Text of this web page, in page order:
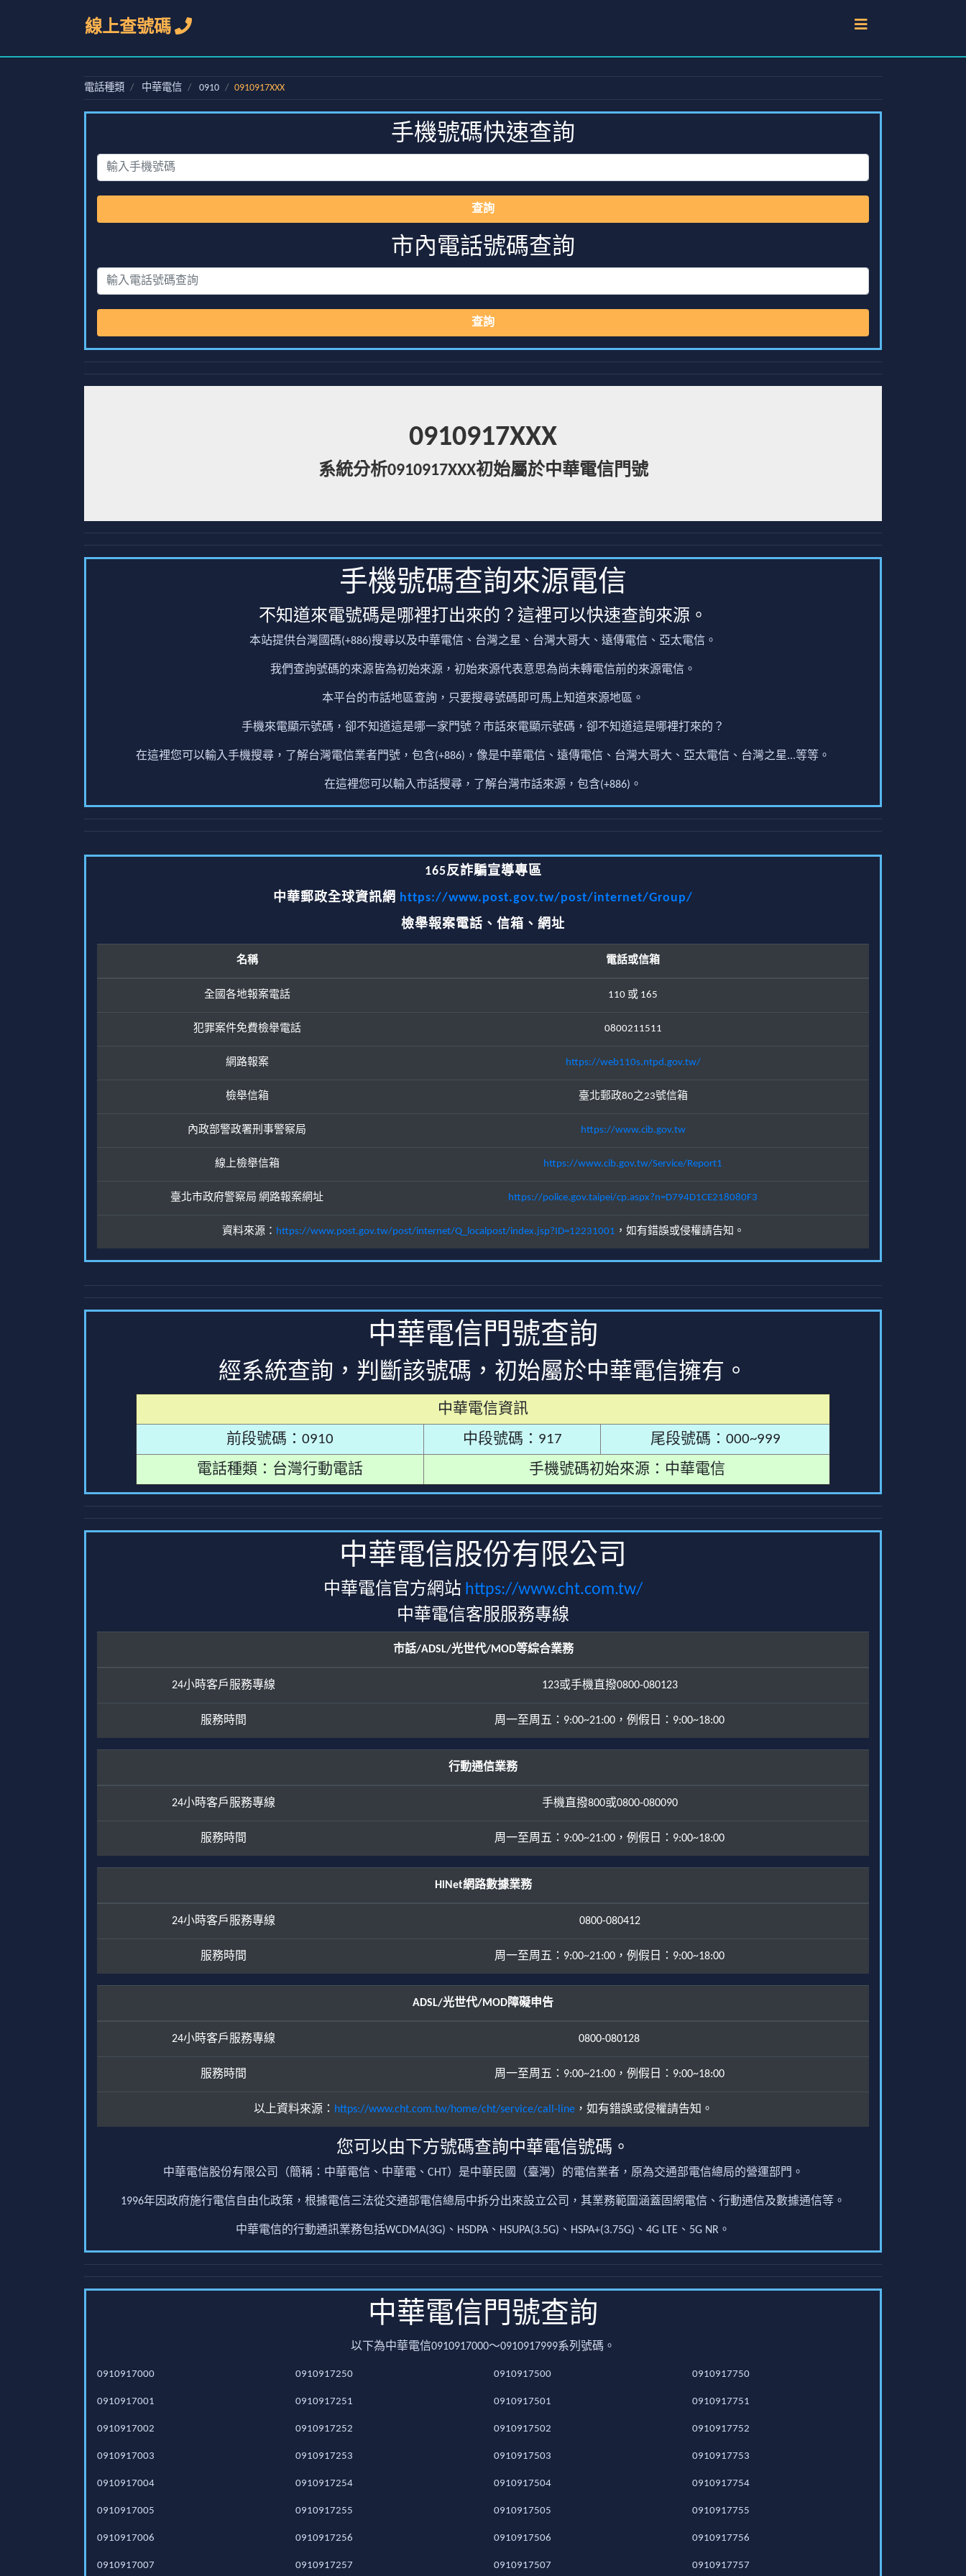
線上查號碼
電話種類 中華電信 0910 0910917XXX
手機號碼快速查詢
查詢
市內電話號碼查詢
查詢
0910917XXX
系統分析0910917XXX初始屬於中華電信門號
手機號碼查詢來源電信
不知道來電號碼是哪裡打出來的？這裡可以快速查詢來源。
本站提供台灣國碼(+886)搜尋以及中華電信、台灣之星、台灣大哥大、遠傳電信、亞太電信。
我們查詢號碼的來源皆為初始來源，初始來源代表意思為尚未轉電信前的來源電信。
本平台的市話地區查詢，只要搜尋號碼即可馬上知道來源地區。
手機來電顯示號碼，卻不知道這是哪一家門號？市話來電顯示號碼，卻不知道這是哪裡打來的？
在這裡您可以輸入手機搜尋，了解台灣電信業者門號，包含(+886)，像是中華電信、遠傳電信、台灣大哥大、亞太電信、台灣之星...等等。
在這裡您可以輸入市話搜尋，了解台灣市話來源，包含(+886)。
165反詐騙宣導專區
中華郵政全球資訊網 https://www.post.gov.tw/post/internet/Group/
檢舉報案電話、信箱、網址
名稱 電話或信箱
全國各地報案電話 110 或 165
犯罪案件免費檢舉電話 0800211511
網路報案 https://web110s.ntpd.gov.tw/
檢舉信箱 臺北郵政80之23號信箱
內政部警政署刑事警察局 https://www.cib.gov.tw
線上檢舉信箱 https://www.cib.gov.tw/Service/Report1
臺北市政府警察局 網路報案網址 https://police.gov.taipei/cp.aspx?n=D794D1CE218080F3
資料來源： https://www.post.gov.tw/post/internet/Q_localpost/index.jsp?ID=12231001 ，如有錯誤或侵權請告知。
中華電信門號查詢
經系統查詢，判斷該號碼，初始屬於中華電信擁有。
中華電信資訊
前段號碼：0910
中段號碼：917
尾段號碼：000~999
電話種類：台灣行動電話
手機號碼初始來源：中華電信
中華電信股份有限公司
中華電信官方網站 https://www.cht.com.tw/
中華電信客服服務專線
市話/ADSL/光世代/MOD等綜合業務
24小時客戶服務專線 123或手機直撥0800-080123
服務時間 周一至周五：9:00~21:00，例假日：9:00~18:00
行動通信業務
24小時客戶服務專線 手機直撥800或0800-080090
服務時間 周一至周五：9:00~21:00，例假日：9:00~18:00
HiNet網路數據業務
24小時客戶服務專線 0800-080412
服務時間 周一至周五：9:00~21:00，例假日：9:00~18:00
ADSL/光世代/MOD障礙申告
24小時客戶服務專線 0800-080128
服務時間 周一至周五：9:00~21:00，例假日：9:00~18:00
以上資料來源： https://www.cht.com.tw/home/cht/service/call-line，如有錯誤或侵權請告知。
您可以由下方號碼查詢中華電信號碼。
中華電信股份有限公司（簡稱：中華電信、中華電、CHT）是中華民國（臺灣）的電信業者，原為交通部電信總局的營運部門。
1996年因政府施行電信自由化政策，根據電信三法從交通部電信總局中拆分出來設立公司，其業務範圍涵蓋固網電信、行動通信及數據通信等。
中華電信的行動通訊業務包括WCDMA(3G)、HSDPA、HSUPA(3.5G)、HSPA+(3.75G)、4G LTE、5G NR。
中華電信門號查詢
以下為中華電信0910917000～0910917999系列號碼。
0910917000
0910917001
0910917002
0910917003
0910917004
0910917005
0910917006
0910917007
0910917250
0910917251
0910917252
0910917253
0910917254
0910917255
0910917256
0910917257
0910917500
0910917501
0910917502
0910917503
0910917504
0910917505
0910917506
0910917507
0910917750
0910917751
0910917752
0910917753
0910917754
0910917755
0910917756
0910917757